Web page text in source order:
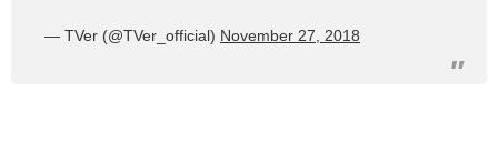
— TVer (@TVer_official) November 27, 2018